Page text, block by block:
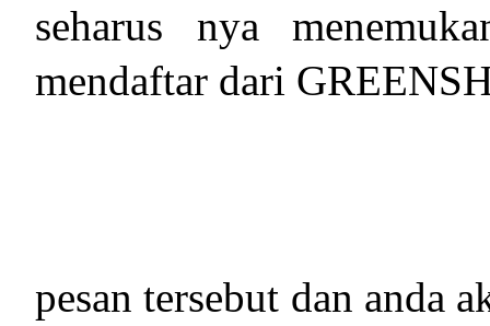
seharus nya
mendaftar dari
pesan tersebut dan anda